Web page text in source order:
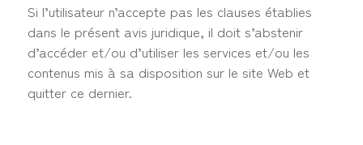
Si l’utilisateur n’accepte pas les clauses établies
dans le présent avis juridique, il doit s’abstenir
d’accéder et/ou d’utiliser les services et/ou les
contenus mis à sa disposition sur le site Web et
quitter ce dernier.